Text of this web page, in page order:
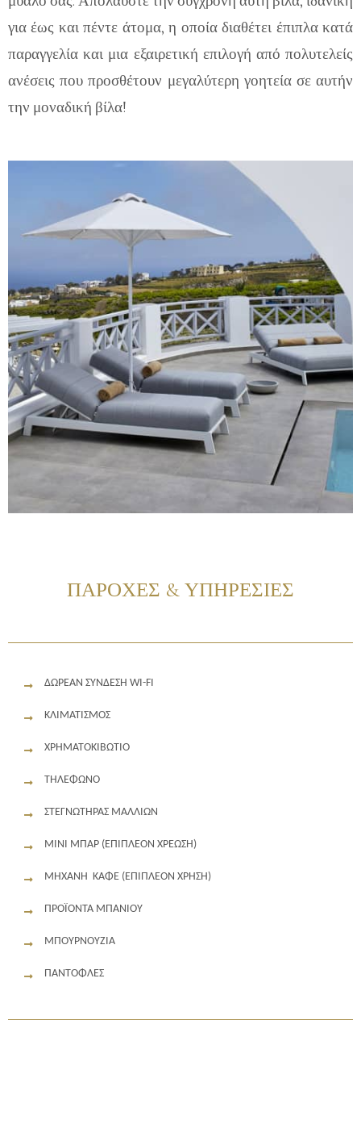
για έως και πέντε άτομα, η οποία διαθέτει έπιπλα κατά
παραγγελία και μια εξαιρετική επιλογή από πολυτελείς
ανέσεις που προσθέτουν μεγαλύτερη γοητεία σε αυτήν
την μοναδική βίλα!
ΠΑΡΟΧΕΣ & ΥΠΗΡΕΣΙΕΣ
ΔΩΡΕΆΝ ΣΎΝΔΕΣΗ WI-FI
ΚΛΙΜΑΤΙΣΜΌΣ
ΧΡΗΜΑΤΟΚΙΒΏΤΙΟ
ΤΗΛΈΦΩΝΟ
ΣΤΕΓΝΩΤΉΡΑΣ ΜΑΛΛΙΏΝ
ΜΊΝΙ ΜΠΑΡ (ΕΠΙΠΛΈΟΝ ΧΡΈΩΣΗ)
ΜΗΧΑΝΉ ΚΑΦΈ (ΕΠΙΠΛΈΟΝ ΧΡΉΣΗ)
ΠΡΟΪΌΝΤΑ ΜΠΆΝΙΟΥ
ΜΠΟΥΡΝΟΎΖΙΑ
ΠΑΝΤΌΦΛΕΣ